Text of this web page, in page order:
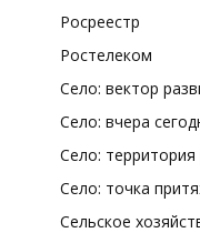
Росреестр
Ростелеком
Село: вектор
Село: вчера
Село: территория
Село: точка
Сельское